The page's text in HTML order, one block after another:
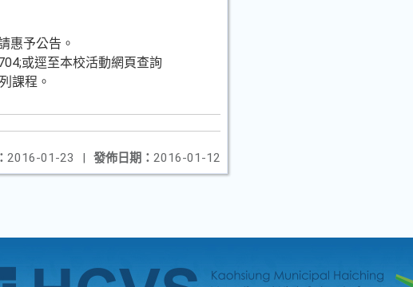
惠予公告。
或逕至本校活動網頁查詢
課程。
發佈日期： 2016-01-12
2016-01-23 |